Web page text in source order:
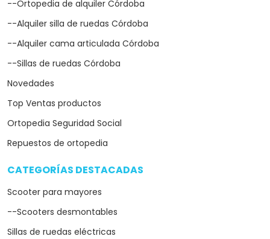
--Ortopedia de alquiler Córdoba
--Alquiler silla de ruedas Córdoba
--Alquiler cama articulada Córdoba
--Sillas de ruedas Córdoba
Novedades
Top Ventas productos
Ortopedia Seguridad Social
Repuestos de ortopedia
CATEGORÍAS DESTACADAS
Scooter para mayores
--Scooters desmontables
Sillas de ruedas eléctricas